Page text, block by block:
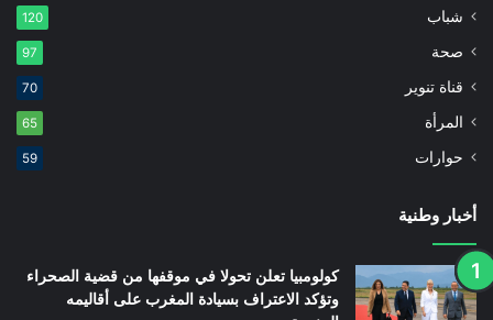
شباب 120
صحة 97
قناة تنوير 70
المرأة 65
حوارات 59
أخبار وطنية
كولومبيا تعلن تحولا في موقفها من قضية الصحراء
وتؤكد الاعتراف بسيادة المغرب على أقاليمه